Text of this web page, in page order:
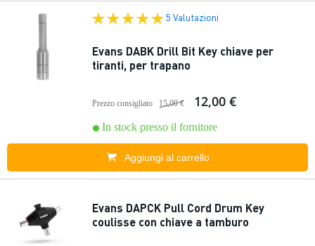
5 Valutazioni
Evans DABK Drill Bit Key chiave per
tiranti, per trapano
Prezzo consigliato 15,00 € 12,00 €
In stock presso il fornitore
Aggiungi al carrello
Evans DAPCK Pull Cord Drum Key
coulisse con chiave a tamburo